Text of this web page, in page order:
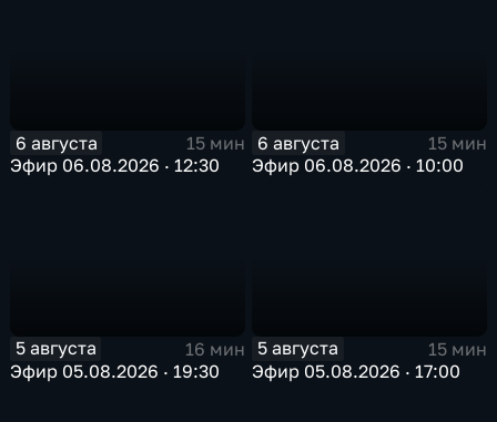
6 августа
15 мин
Эфир 06.08.2026 · 12:30
6 августа
15 мин
Эфир 06.08.2026 · 10:00
5 августа
16 мин
Эфир 05.08.2026 · 19:30
5 августа
15 мин
Эфир 05.08.2026 · 17:00